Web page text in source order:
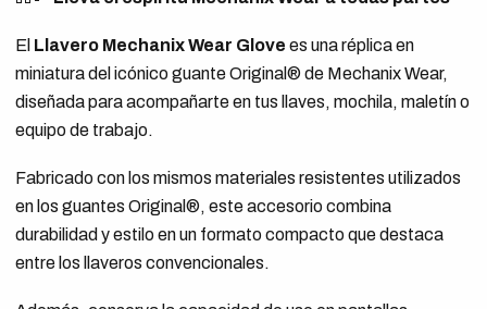
El Llavero Mechanix Wear Glove es una réplica en
miniatura del icónico guante Original® de Mechanix Wear,
diseñada para acompañarte en tus llaves, mochila, maletín o
equipo de trabajo.
Fabricado con los mismos materiales resistentes utilizados
en los guantes Original®, este accesorio combina
durabilidad y estilo en un formato compacto que destaca
entre los llaveros convencionales.